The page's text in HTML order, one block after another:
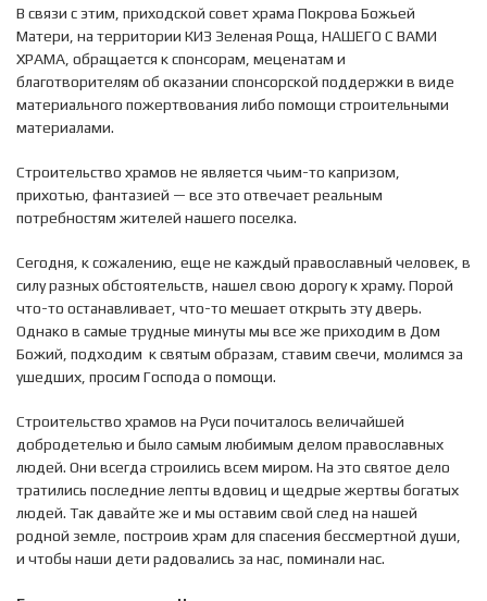
В связи с этим, приходской совет храма Покрова Божьей
Матери, на территории КИЗ Зеленая Роща, НАШЕГО С ВАМИ
ХРАМА, обращается к спонсорам, меценатам и
благотворителям об оказании спонсорской поддержки в виде
материального пожертвования либо помощи строительными
материалами.
Строительство храмов не является чьим-то капризом,
прихотью, фантазией — все это отвечает реальным
потребностям жителей нашего поселка.
Сегодня, к сожалению, еще не каждый православный человек, в
силу разных обстоятельств, нашел свою дорогу к храму. Порой
что-то останавливает, что-то мешает открыть эту дверь.
Однако в самые трудные минуты мы все же приходим в Дом
Божий, подходим к святым образам, ставим свечи, молимся за
ушедших, просим Господа о помощи.
Строительство храмов на Руси почиталось величайшей
добродетелью и было самым любимым делом православных
людей. Они всегда строились всем миром. На это святое дело
тратились последние лепты вдовиц и щедрые жертвы богатых
людей. Так давайте же и мы оставим свой след на нашей
родной земле, построив храм для спасения бессмертной души,
и чтобы наши дети радовались за нас, поминали нас.